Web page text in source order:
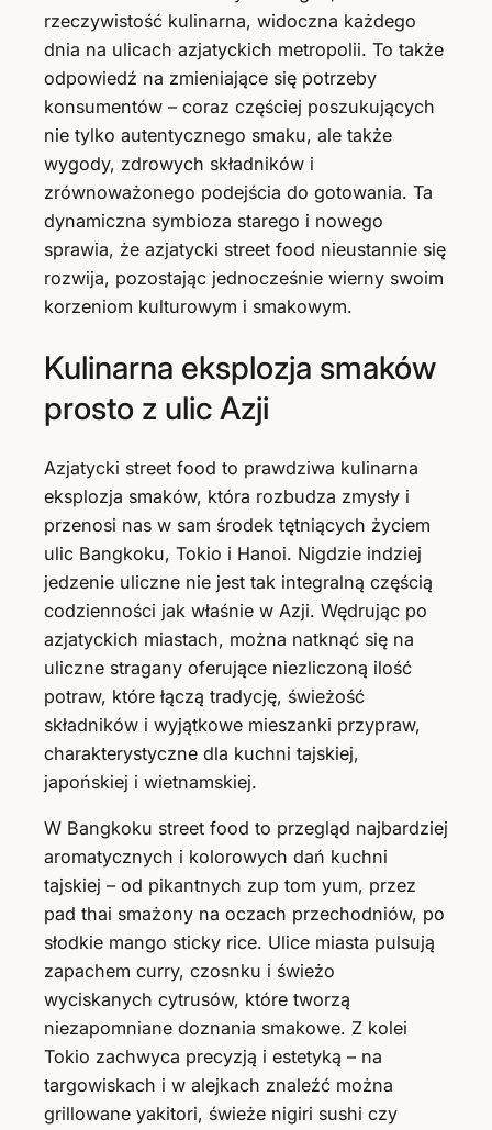
rzeczywistość kulinarna, widoczna każdego
dnia na ulicach azjatyckich metropolii. To także
odpowiedź na zmieniające się potrzeby
konsumentów – coraz częściej poszukujących
nie tylko autentycznego smaku, ale także
wygody, zdrowych składników i
zrównoważonego podejścia do gotowania. Ta
dynamiczna symbioza starego i nowego
sprawia, że azjatycki street food nieustannie się
rozwija, pozostając jednocześnie wierny swoim
korzeniom kulturowym i smakowym.
Kulinarna eksplozja smaków
prosto z ulic Azji
Azjatycki street food to prawdziwa kulinarna
eksplozja smaków, która rozbudza zmysły i
przenosi nas w sam środek tętniących życiem
ulic Bangkoku, Tokio i Hanoi. Nigdzie indziej
jedzenie uliczne nie jest tak integralną częścią
codzienności jak właśnie w Azji. Wędrując po
azjatyckich miastach, można natknąć się na
uliczne stragany oferujące niezliczoną ilość
potraw, które łączą tradycję, świeżość
składników i wyjątkowe mieszanki przypraw,
charakterystyczne dla kuchni tajskiej,
japońskiej i wietnamskiej.
W Bangkoku street food to przegląd najbardziej
aromatycznych i kolorowych dań kuchni
tajskiej – od pikantnych zup tom yum, przez
pad thai smażony na oczach przechodniów, po
słodkie mango sticky rice. Ulice miasta pulsują
zapachem curry, czosnku i świeżo
wyciskanych cytrusów, które tworzą
niezapomniane doznania smakowe. Z kolei
Tokio zachwyca precyzją i estetyką – na
targowiskach i w alejkach znaleźć można
grillowane yakitori, świeże nigiri sushi czy